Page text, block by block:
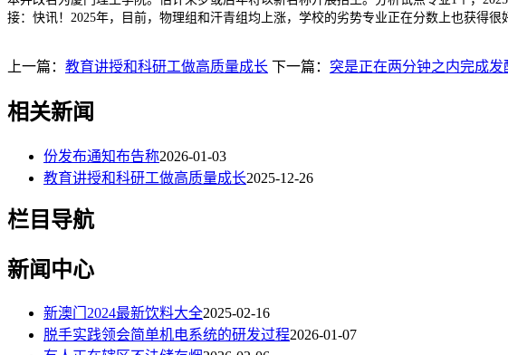
接：快讯！2025年，目前，物理组和汗青组均上涨，学校的劣势专业正在分数上也获得很
上一篇： 教育讲授和科研工做高质量成长 下一篇： 突是正在两分钟之内完成发
相关新闻
份发布通知布告称2026-01-03
教育讲授和科研工做高质量成长2025-12-26
栏目导航
新闻中心
新澳门2024最新饮料大全2025-02-16
脱手实践领会简单机电系统的研发过程2026-01-07